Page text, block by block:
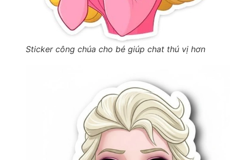
Sticker công chúa cho bé giúp chat thú vị hơn